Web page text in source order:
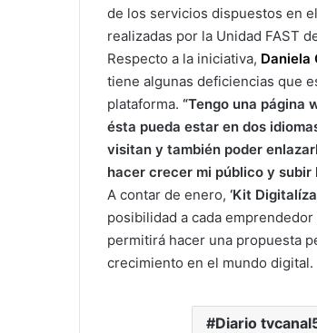
de los servicios dispuestos en
realizadas por la Unidad FAST
Respecto a la iniciativa, Daniela
tiene algunas deficiencias que
plataforma. “Tengo una página
ésta pueda estar en dos
visitan y también poder
hacer crecer mi público y subir
A contar de enero, ‘Kit
posibilidad a cada
permitirá hacer una propuesta
crecimiento en el mundo digital.
Diario